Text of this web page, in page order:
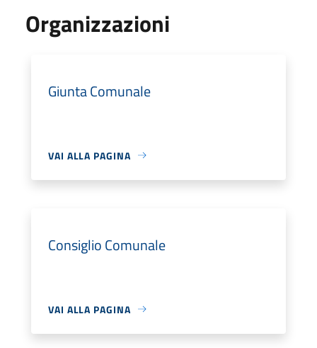
Organizzazioni
Giunta Comunale
VAI ALLA PAGINA
Consiglio Comunale
VAI ALLA PAGINA